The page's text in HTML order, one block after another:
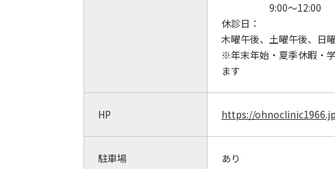
9:00～12:00
休診日：
木曜午後、土曜午後、日
※年末年始・夏季休暇・
ます
HP https://
駐車場 あり